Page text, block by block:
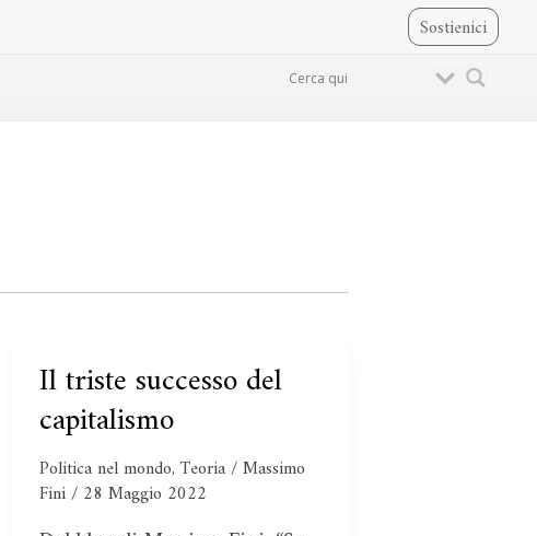
Sostienici
Il triste successo del
capitalismo
Politica nel mondo,Teoria/Massimo
Fini/ 28 Maggio 2022
Il
triste
successo
del
capitalismo